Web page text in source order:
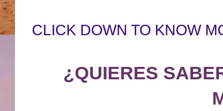
CLICK DOWN TO KNOW
¿QUIERES